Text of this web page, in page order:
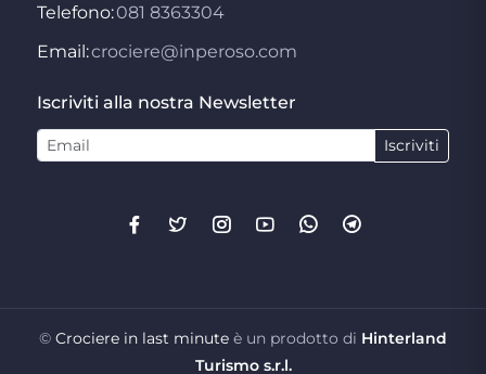
Telefono:081 8363304
Email:crociere@inperoso.com
Iscriviti alla nostra Newsletter
Iscriviti
© Crociere in last minute è un prodotto di Hinterland
Turismo s.r.l.